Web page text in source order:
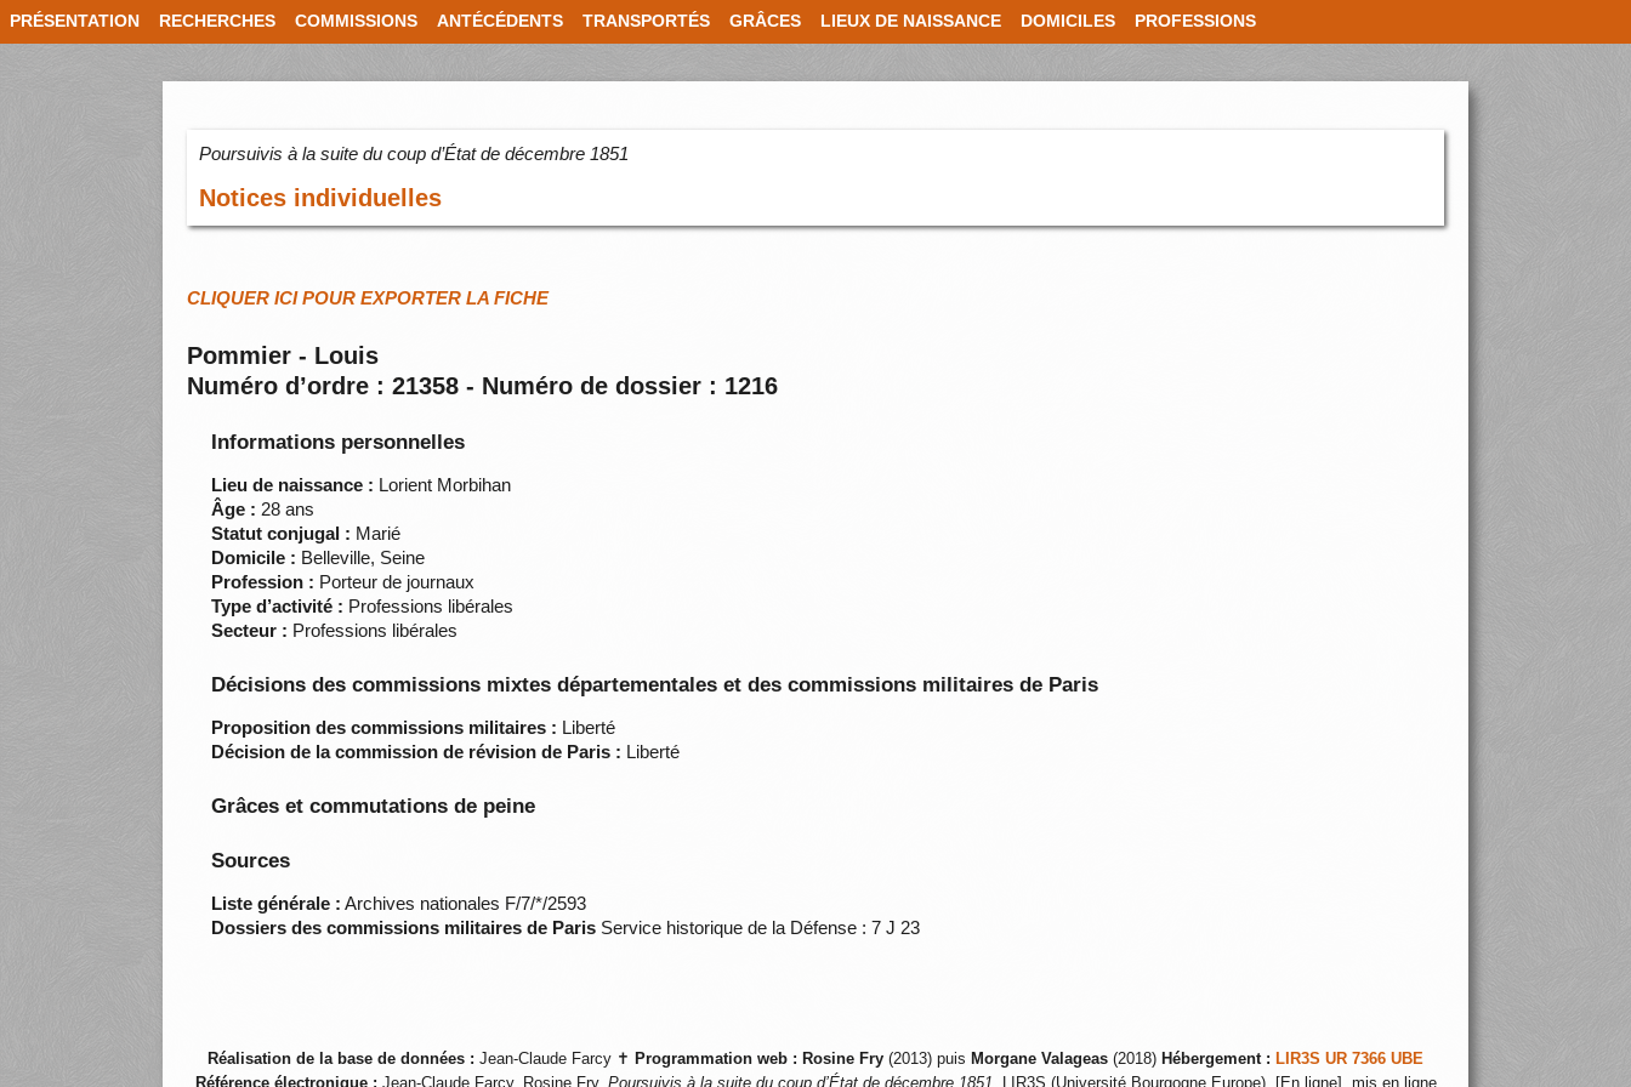
PRÉSENTATION RECHERCHES COMMISSIONS ANTÉCÉDENTS TRANSPORTÉS GRÂCES LIEUX DE NAISSANCE DOMICILES PROFESSIONS
Poursuivis à la suite du coup d’État de décembre 1851
Notices individuelles
CLIQUER ICI POUR EXPORTER LA FICHE
Pommier - Louis
Numéro d’ordre : 21358 - Numéro de dossier : 1216
Informations personnelles
Lieu de naissance : Lorient Morbihan
Âge : 28 ans
Statut conjugal : Marié
Domicile : Belleville, Seine
Profession : Porteur de journaux
Type d’activité : Professions libérales
Secteur : Professions libérales
Décisions des commissions mixtes départementales et des commissions militaires de Paris
Proposition des commissions militaires : Liberté
Décision de la commission de révision de Paris : Liberté
Grâces et commutations de peine
Sources
Liste générale : Archives nationales F/7/*/2593
Dossiers des commissions militaires de Paris Service historique de la Défense : 7 J 23
Réalisation de la base de données : Jean-Claude Farcy ✝ Programmation web : Rosine Fry (2013) puis Morgane Valageas (2018) Hébergement : LIR3S UR 7366 UBE
Référence électronique : Jean-Claude Farcy, Rosine Fry, Poursuivis à la suite du coup d’État de décembre 1851 , LIR3S (Université Bourgogne Europe), [En ligne], mis en ligne